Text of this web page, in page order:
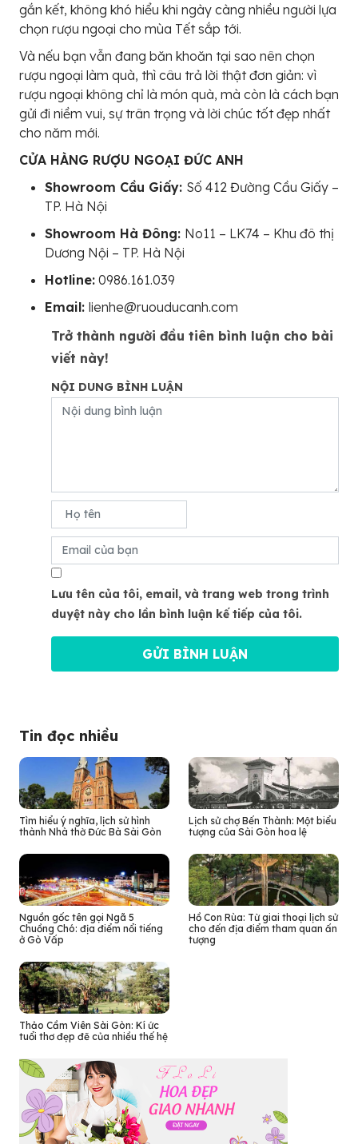
gắn kết, không khó hiểu khi ngày càng nhiều người lựa
chọn rượu ngoại cho mùa Tết sắp tới.
Và nếu bạn vẫn đang băn khoăn tại sao nên chọn
rượu ngoại làm quà, thì câu trả lời thật đơn giản: vì
rượu ngoại không chỉ là món quà, mà còn là cách bạn
gửi đi niềm vui, sự trân trọng và lời chúc tốt đẹp nhất
cho năm mới.
CỬA HÀNG RƯỢU NGOẠI ĐỨC ANH
Showroom Cầu Giấy: Số 412 Đường Cầu Giấy –
TP. Hà Nội
Showroom Hà Đông: No11 – LK74 – Khu đô thị
Dương Nội – TP. Hà Nội
Hotline: 0986.161.039
Email: lienhe@ruouducanh.com
Trở thành người đầu tiên bình luận cho bài
viết này!
NỘI DUNG BÌNH LUẬN
Lưu tên của tôi, email, và trang web trong trình
duyệt này cho lần bình luận kế tiếp của tôi.
Tin đọc nhiều
Tìm hiểu ý nghĩa, lịch sử hình
thành Nhà thờ Đức Bà Sài Gòn
Lịch sử chợ Bến Thành: Một biểu
tượng của Sài Gòn hoa lệ
Nguồn gốc tên gọi Ngã 5
Chuồng Chó: địa điểm nổi tiếng
ở Gò Vấp
Hồ Con Rùa: Từ giai thoại lịch sử
cho đến địa điểm tham quan ấn
tượng
Thảo Cầm Viên Sài Gòn: Kí ức
tuổi thơ đẹp đẽ của nhiều thế hệ